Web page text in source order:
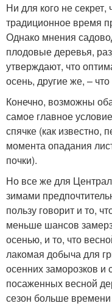
Ни для кого не секрет,
традиционное время
Однако мнения
плодовые деревья,
утверждают, что
осень, другие же, –
Конечно, возможны
самое главное
спячке (как известно,
момента опадания
почки).
Но все же для
зимами
пользу говорит и то,
меньше шансов
осенью, и то, что
лакомая добыча для
осенних заморозков и
посаженных весной
сезон больше